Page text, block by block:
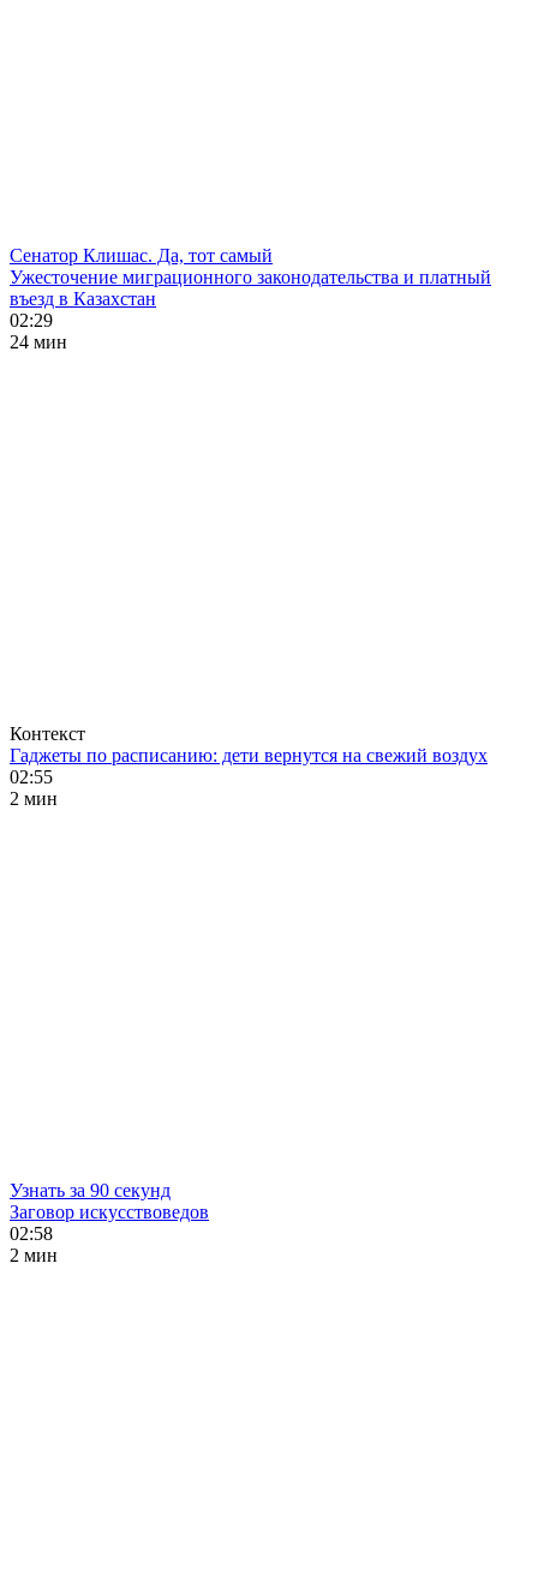
Сенатор Клишас. Да, тот самый
Ужесточение миграционного законодательства и платный
въезд в Казахстан
02:29
24 мин
Контекст
Гаджеты по расписанию: дети вернутся на свежий воздух
02:55
2 мин
Узнать за 90 секунд
Заговор искусствоведов
02:58
2 мин